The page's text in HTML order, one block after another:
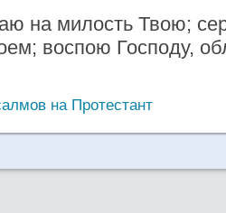
на милость Твою;
воспою Господу,
на Протестант